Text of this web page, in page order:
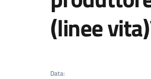
(linee
Data: